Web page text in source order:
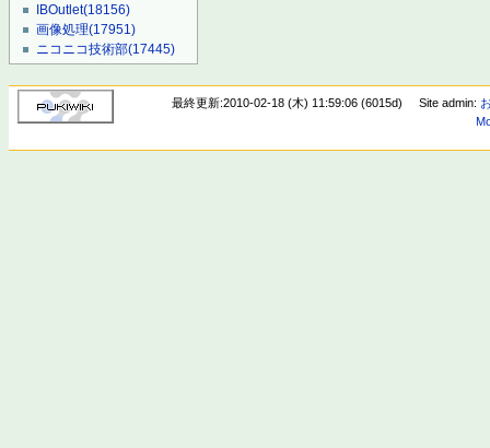
IBOutlet(18156)
画像処理(17951)
ニコニコ技術部(17445)
最終更新:2010-02-18 (木) 11:59:06 (6015d) Site admin: